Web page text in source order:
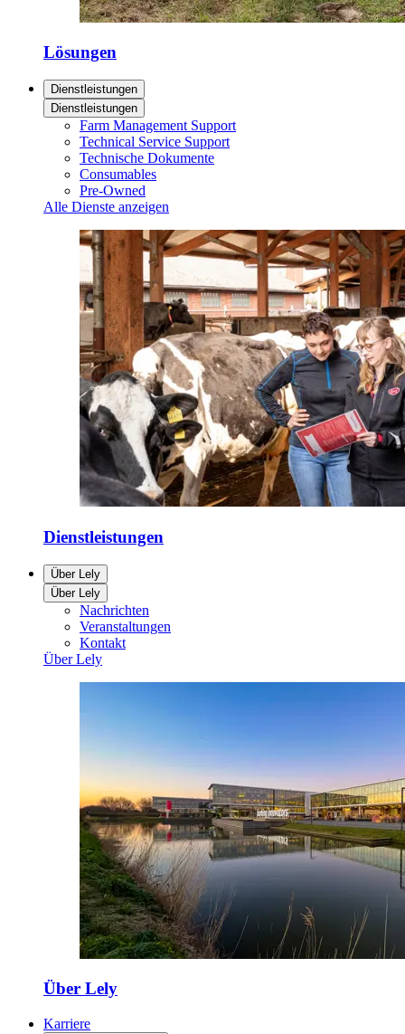
Lösungen
Dienstleistungen
Dienstleistungen
Farm Management Support
Technical Service Support
Technische Dokumente
Consumables
Pre-Owned
Alle Dienste anzeigen
Dienstleistungen
Über Lely
Über Lely
Nachrichten
Veranstaltungen
Kontakt
Über Lely
Über Lely
Karriere